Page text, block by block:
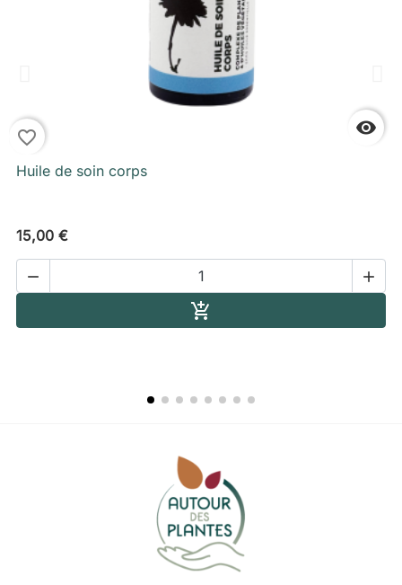

favorite_border
Huile de soin corps
15,00 €
 
